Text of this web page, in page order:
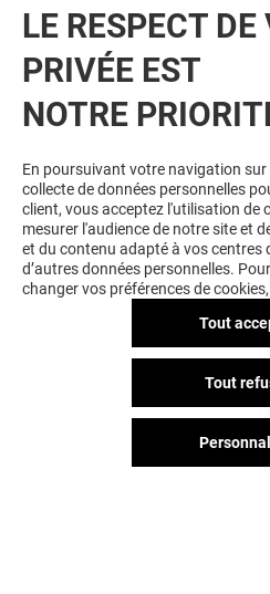
LE RESPECT
PRIVÉE EST
NOTRE
En poursuivant votre navigation sur
collecte de données personnelles
client, vous acceptez l'utilisation de
mesurer l'audience de notre site et
et du contenu adapté à vos centres
d’autres données personnelles.
changer vos préférences de cookies,
Tout
Tout